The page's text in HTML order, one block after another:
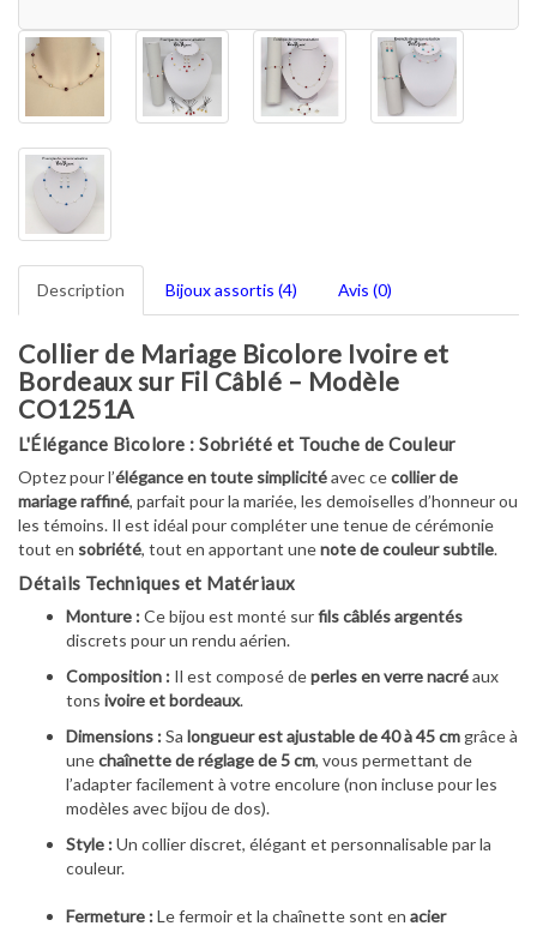
Description Bijoux assortis (4) Avis (0)
Collier de Mariage Bicolore Ivoire et
Bordeaux sur Fil Câblé – Modèle
CO1251A
L'Élégance Bicolore : Sobriété et Touche de Couleur
Optez pour l’élégance en toute simplicitéavec cecollier de
mariage raffiné, parfait pour la mariée, les demoiselles d’honneur ou
les témoins. Il est idéal pour compléter une tenue de cérémonie
tout en sobriété, tout en apportant unenote de couleur subtile.
Détails Techniques et Matériaux
Monture :Ce bijou est monté surfils câblés argentés
discrets pour un rendu aérien.
Composition : Il est composé deperles en verre nacréaux
tons ivoire et bordeaux.
Dimensions :Sa longueur est ajustable de 40 à 45 cm grâce à
unechaînette de réglage de 5 cm, vous permettant de
l’adapter facilement à votre encolure (non incluse pour les
modèles avec bijou de dos).
Style :Un collier discret, élégant et personnalisable par la
couleur.
Fermeture :Le fermoir et la chaînette sont en acier